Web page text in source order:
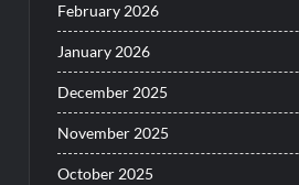
February 2026
January 2026
December 2025
November 2025
October 2025